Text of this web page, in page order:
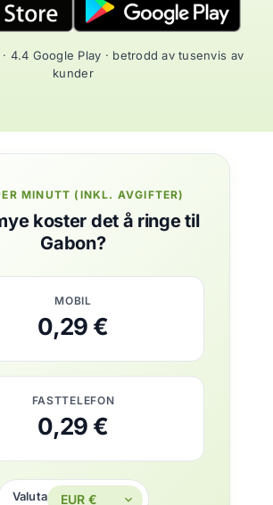
4.4 Google Play · betrodd av tusenvis av
kunder
MINUTT (INKL. AVGIFTER)
koster det å ringe til
Gabon?
MOBIL
0,29 €
FASTTELEFON
0,29 €
Valuta